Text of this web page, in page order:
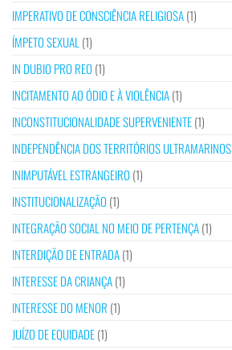
IMPERATIVO DE CONSCIÊNCIA RELIGIOSA(1)
ÍMPETO SEXUAL(1)
IN DUBIO PRO REO (1)
INCITAMENTO AO ÓDIO E À VIOLÊNCIA(1)
INCONSTITUCIONALIDADE SUPERVENIENTE(1)
INDEPENDÊNCIA DOS TERRITÓRIOS ULTRAMARINOS
INIMPUTÁVEL ESTRANGEIRO (1)
INSTITUCIONALIZAÇÃO (1)
INTEGRAÇÃO SOCIAL NO MEIO DE PERTENÇA(1)
INTERDIÇÃO DE ENTRADA(1)
INTERESSE DA CRIANÇA(1)
INTERESSE DO MENOR (1)
JUÍZO DE EQUIDADE(1)